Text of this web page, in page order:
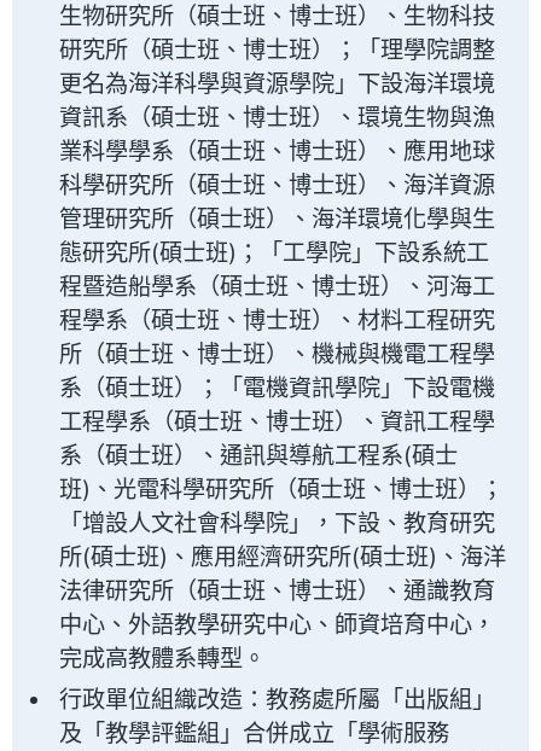
生物研究所（碩士班、博士班）、生物科技
研究所（碩士班、博士班）；「理學院調整
更名為海洋科學與資源學院」下設海洋環境
資訊系（碩士班、博士班）、環境生物與漁
業科學學系（碩士班、博士班）、應用地球
科學研究所（碩士班、博士班）、海洋資源
管理研究所（碩士班）、海洋環境化學與生
態研究所(碩士班)；「工學院」下設系統工
程暨造船學系（碩士班、博士班）、河海工
程學系（碩士班、博士班）、材料工程研究
所（碩士班、博士班）、機械與機電工程學
系（碩士班）；「電機資訊學院」下設電機
工程學系（碩士班、博士班）、資訊工程學
系（碩士班）、通訊與導航工程系(碩士
班)、光電科學研究所（碩士班、博士班）；
「增設人文社會科學院」，下設、教育研究
所(碩士班)、應用經濟研究所(碩士班)、海洋
法律研究所（碩士班、博士班）、通識教育
中心、外語教學研究中心、師資培育中心，
完成高教體系轉型。
行政單位組織改造：教務處所屬「出版組」
及「教學評鑑組」合併成立「學術服務